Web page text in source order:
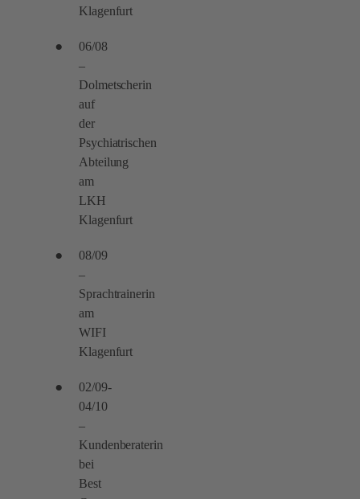
Klagenfurt
06/08
–
Dolmetscherin
auf
der
Psychiatrischen
Abteilung
am
LKH
Klagenfurt
08/09
–
Sprachtrainerin
am
WIFI
Klagenfurt
02/09-
04/10
–
Kundenberaterin
bei
Best